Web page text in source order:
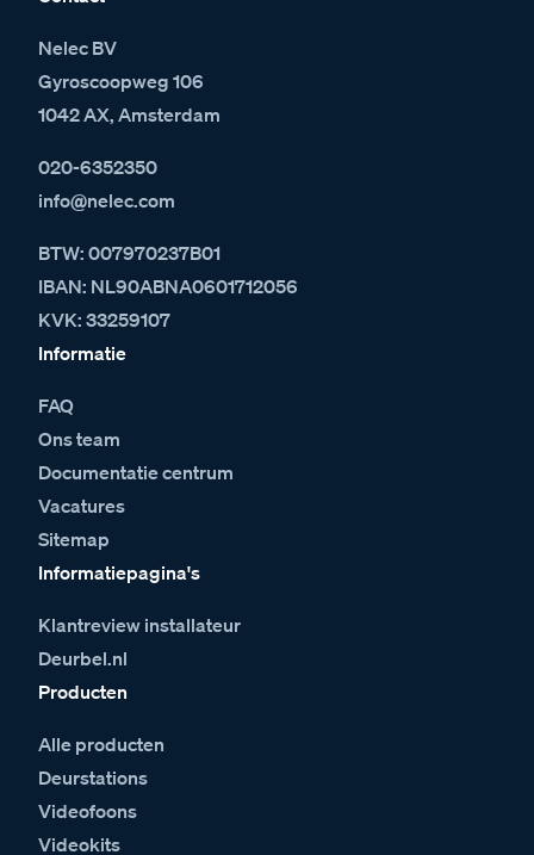
Nelec BV
Gyroscoopweg 106
1042 AX, Amsterdam
020-6352350
info@nelec.com
BTW: 007970237B01
IBAN: NL90ABNA0601712056
KVK: 33259107
Informatie
FAQ
Ons team
Documentatie centrum
Vacatures
Sitemap
Informatiepagina's
Klantreview installateur
Deurbel.nl
Producten
Alle producten
Deurstations
Videofoons
Videokits